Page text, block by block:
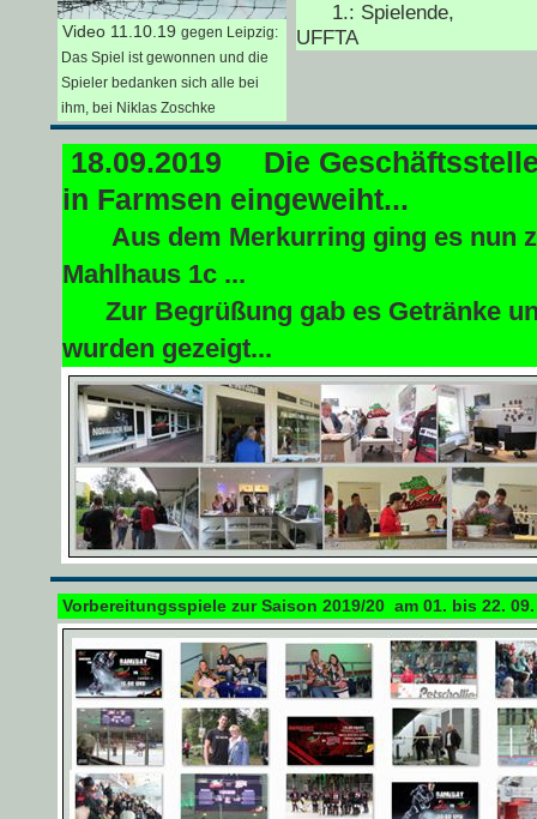
Video 11.10.19 gegen Leipzig:
Das Spiel ist gewonnen und die
Spieler bedanken sich alle bei
ihm, bei Niklas Zoschke
1.:
UFFTA
18.09.2019
Die
in Farmsen eingeweiht...
Aus dem Merkurring ging es nun
Mahlhaus 1c ...
Zur Begrüßung gab es Getränke
wurden gezeigt...
Vorbereitungsspiele zur Saison 2019/20 am 01. bis 22. 09.